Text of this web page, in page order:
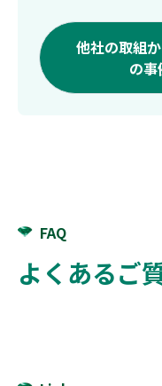
他社の取組
の事
FAQ
よくあるご